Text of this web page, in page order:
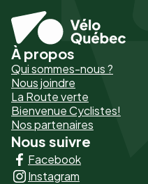
Pied
de
page
-
Liens
principaux
À propos
Qui sommes-nous ?
Nous joindre
La Route verte
Bienvenue Cyclistes!
Nos partenaires
Nous suivre
Facebook
Instagram